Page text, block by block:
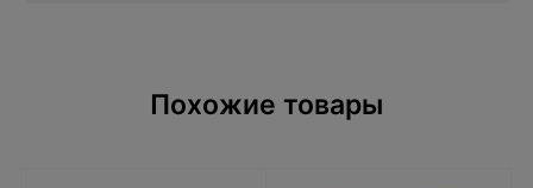
Похожие товары